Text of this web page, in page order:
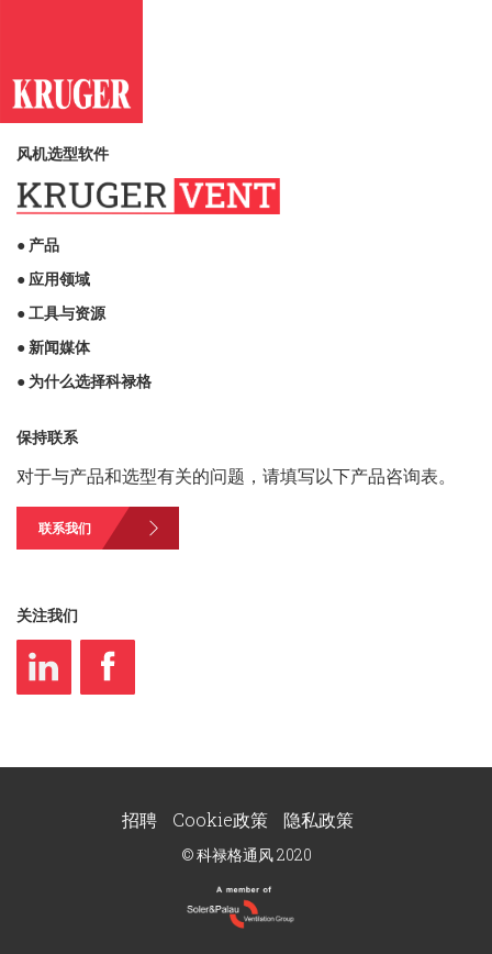
风机选型软件
● 产品
● 应用领域
● 工具与资源
● 新闻媒体
● 为什么选择科禄格
保持联系
对于与产品和选型有关的问题，请填写以下产品咨询表。
联系我们
关注我们
招聘 Cookie政策 隐私政策
© 科禄格通风 2020